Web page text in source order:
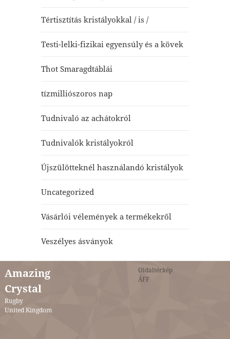
Tértisztítás kristályokkal / is /
Testi-lelki-fizikai egyensúly és a kövek
Thot Smaragdtáblái
tízmilliószoros nap
Tudnivaló az achátokról
Tudnivalók kristályokról
Újszülötteknél használandó kristályok
Uncategorized
Vásárlói vélemények a termékekről
Veszélyes ásványok
Amazing
Crystal
Rugby
United Kingdom
Oldaltérkép
ÁFF